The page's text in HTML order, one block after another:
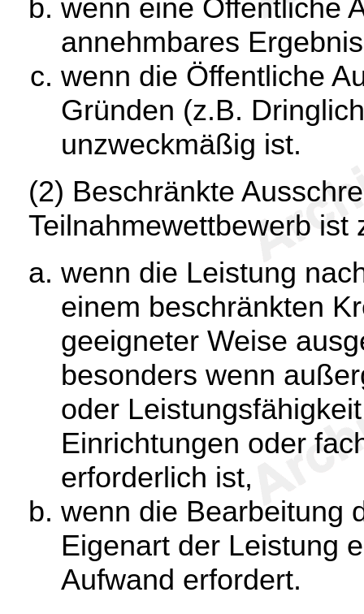
wenn eine Öffentliche
annehmbares
wenn die Öffentliche
Gründen (z.B.
unzweckmäßig ist.
(2) Beschränkte
Teilnahmewettbewerb ist
wenn die Leistung
einem beschränkten
geeigneter Weise
besonders wenn
oder
Einrichtungen oder
erforderlich ist,
wenn die Bearbeitung
Eigenart der Leistung
Aufwand erfordert.